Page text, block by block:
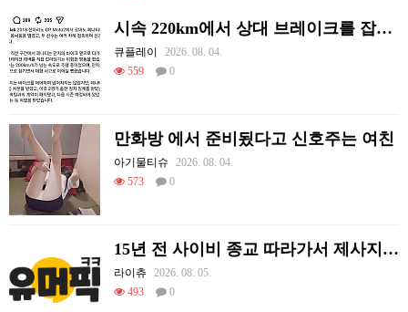
시속 220km에서 상대 브레이크를 잡아당김
큐플레이
2026. 08. 04.
559
0
만화방 에서 준비됬다고 신호주는 여친
아기물티슈
2026. 08. 04.
573
0
15년 전 사이비 종교 따라가서 제사지내고 온 썰.
라이츄
2026. 08. 05.
493
0